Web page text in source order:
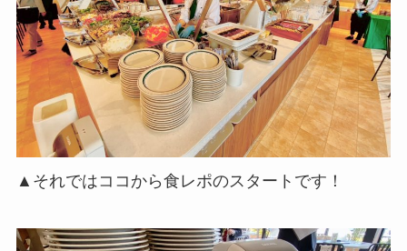
▲それではココから食レポのスタートです！